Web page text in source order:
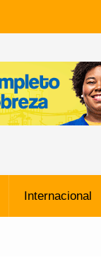
Internacional